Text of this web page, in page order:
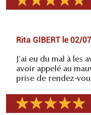
Rita GIBERT le 02/
J'ai eu du mal à les
avoir appelé au
prise de rendez-